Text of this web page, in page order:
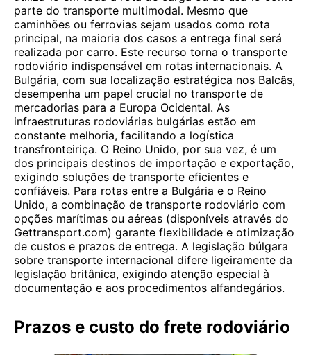
parte do transporte multimodal. Mesmo que
caminhões ou ferrovias sejam usados ​​como rota
principal, na maioria dos casos a entrega final será
realizada por carro. Este recurso torna o transporte
rodoviário indispensável em rotas internacionais. A
Bulgária, com sua localização estratégica nos Balcãs,
desempenha um papel crucial no transporte de
mercadorias para a Europa Ocidental. As
infraestruturas rodoviárias bulgárias estão em
constante melhoria, facilitando a logística
transfronteiriça. O Reino Unido, por sua vez, é um
dos principais destinos de importação e exportação,
exigindo soluções de transporte eficientes e
confiáveis. Para rotas entre a Bulgária e o Reino
Unido, a combinação de transporte rodoviário com
opções marítimas ou aéreas (disponíveis através do
Gettransport.com) garante flexibilidade e otimização
de custos e prazos de entrega. A legislação búlgara
sobre transporte internacional difere ligeiramente da
legislação britânica, exigindo atenção especial à
documentação e aos procedimentos alfandegários.
Prazos e custo do frete rodoviário